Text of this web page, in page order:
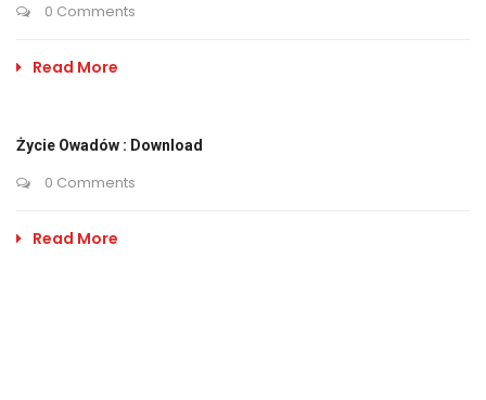
0 Comments
Read More
Życie Owadów : Download
0 Comments
Read More